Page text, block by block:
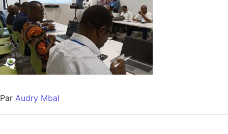
Par Audry Mbal